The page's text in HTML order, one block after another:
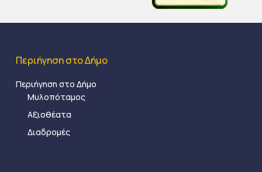
Περιήγηση στο Δήμο
Περιήγηση στο Δήμο
Μυλοπόταμος
Αξιοθέατα
Διαδρομές